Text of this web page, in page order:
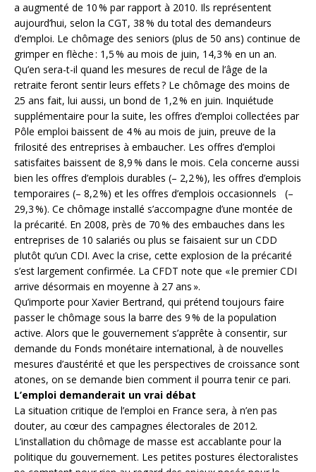
a augmenté de 10 % par rapport à 2010. Ils représentent
aujourd’hui, selon la CGT, 38 % du total des demandeurs
d’emploi. Le chômage des seniors (plus de 50 ans) continue de
grimper en flèche : 1,5 % au mois de juin, 14,3 % en un an.
Qu’en sera-t-il quand les mesures de recul de l’âge de la
retraite feront sentir leurs effets ? Le chômage des moins de
25 ans fait, lui aussi, un bond de 1,2 % en juin. Inquiétude
supplémentaire pour la suite, les offres d’emploi collectées par
Pôle emploi baissent de 4 % au mois de juin, preuve de la
frilosité des entreprises à embaucher. Les offres d’emploi
satisfaites baissent de 8,9 % dans le mois. Cela concerne aussi
bien les offres d’emplois durables (– 2,2 %), les offres d’emplois
temporaires (– 8,2 %) et les offres d’emplois occasionnels (–
29,3 %). Ce chômage installé s’accompagne d’une montée de
la précarité. En 2008, près de 70 % des embauches dans les
entreprises de 10 salariés ou plus se faisaient sur un CDD
plutôt qu’un CDI. Avec la crise, cette explosion de la précarité
s’est largement confirmée. La CFDT note que « le premier CDI
arrive désormais en moyenne à 27 ans ».
Qu’importe pour Xavier Bertrand, qui prétend toujours faire
passer le chômage sous la barre des 9 % de la population
active. Alors que le gouvernement s’apprête à consentir, sur
demande du Fonds monétaire international, à de nouvelles
mesures d’austérité et que les perspectives de croissance sont
atones, on se demande bien comment il pourra tenir ce pari.
L’emploi demanderait un vrai débat
La situation critique de l’emploi en France sera, à n’en pas
douter, au cœur des campagnes électorales de 2012.
L’installation du chômage de masse est accablante pour la
politique du gouvernement. Les petites postures électoralistes